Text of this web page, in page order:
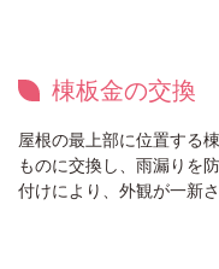
棟板金の交換
屋根の最上部に位置する
ものに交換し、雨漏りを
付けにより、外観が一新